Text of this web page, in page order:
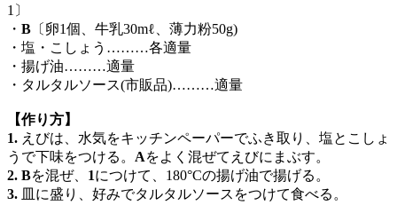
1〕
・ B 〔卵1個、牛乳30mℓ、薄力粉50g)
・塩・こしょう………各適量
・揚げ油………適量
・タルタルソース(市販品)………適量
【作り方】
1. えびは、水気をキッチンペーパーでふき取り、塩とこしょ
うで下味をつける。 Aをよく混ぜてえびにまぶす。
2. Bを混ぜ、 1につけて、180°Cの揚げ油で揚げる。
3. 皿に盛り、好みでタルタルソースをつけて食べる。